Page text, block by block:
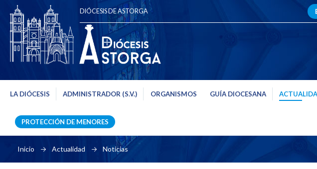
DIÓCESIS DE ASTORGA
LA DIÓCESIS ADMINISTRADOR (S.V.) ORGANISMOS GUÍA DIOCESANA
PROTECCIÓN DE MENORES
Inicio Actualidad Noticias